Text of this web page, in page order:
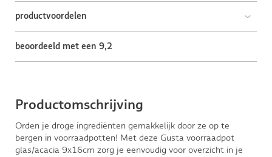
productvoordelen
beoordeeld met een 9,2
Productomschrijving
Orden je droge ingrediënten gemakkelijk door ze op te
bergen in voorraadpotten! Met deze Gusta voorraadpot
glas/acacia 9x16cm zorg je eenvoudig voor overzicht in je